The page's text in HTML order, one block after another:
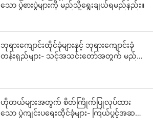
သော ပွဲစားပွဲများကို မည်သို့ရွေးချယ်ရမည်နည်း။
ဘုရားကျောင်းထိုင်ခုံများနှင့် ဘုရားကျောင်းခုံ
တန်းရှည်များ- သင့်အသင်းတော်အတွက် မည်
ဟိုတယ်များအတွက် စိတ်ကြိုက်ပြုလုပ်ထား
သော ပွဲကျင်းပရေးထိုင်ခုံများ- ကြယ်ပွင့်အဆင့်